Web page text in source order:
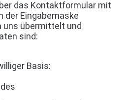
das Kontaktformular mit
der Eingabemaske
uns übermittelt und
sind:
Basis: